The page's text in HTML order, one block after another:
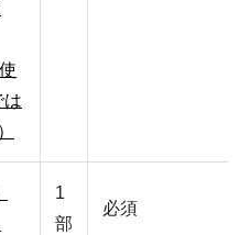
は
1
部
必須